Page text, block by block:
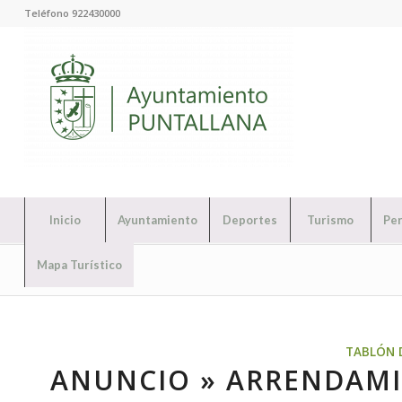
Teléfono 922430000
Inicio Ayuntamiento Deportes Turismo
Mapa Turístico
TABLÓN
ANUNCIO »